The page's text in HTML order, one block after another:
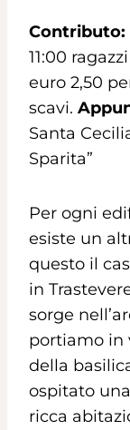
Contributo:
11:00
euro 2,50
scavi.
Santa
Sparita”
Per ogni
esiste un
questo il
in
sorge
portiamo in
della
ospitato
ricca